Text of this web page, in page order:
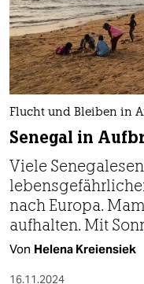
Flucht und Bleiben in
Senegal in
Viele
nach Europa.
aufhalten. Mit
Von Helena Kreiensiek
16.11.2024